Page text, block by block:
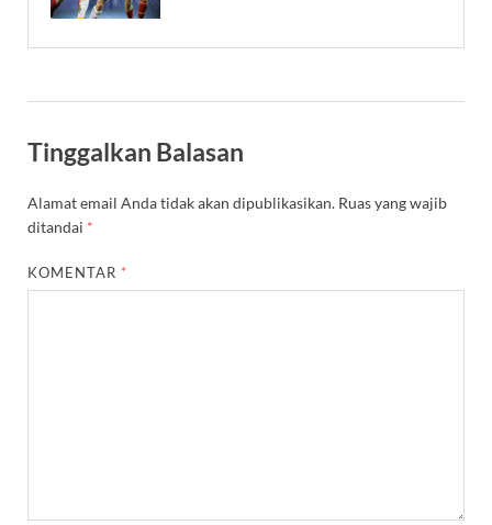
Tinggalkan Balasan
Alamat email Anda tidak akan dipublikasikan. Ruas yang wajib
ditandai *
KOMENTAR *